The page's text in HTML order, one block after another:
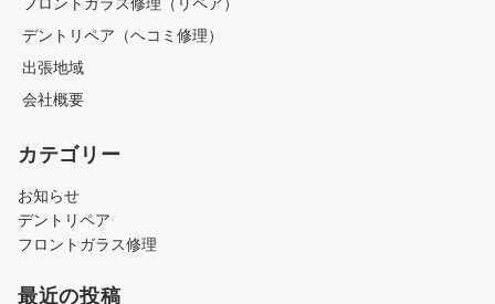
デントリペア（ヘコミ修理）
出張地域
会社概要
カテゴリー
お知らせ
デントリペア
フロントガラス修理
最近の投稿